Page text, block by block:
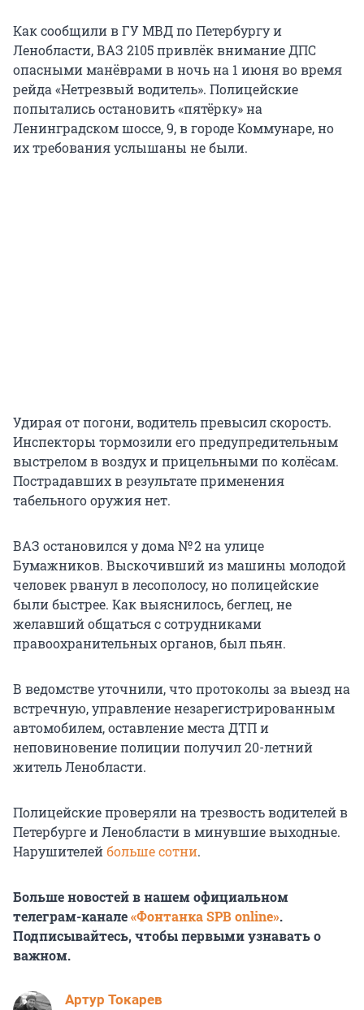
Как сообщили в ГУ МВД по Петербургу и
Ленобласти, ВАЗ 2105 привлёк внимание ДПС
опасными манёврами в ночь на 1 июня во время
рейда «Нетрезвый водитель». Полицейские
попытались остановить «пятёрку» на
Ленинградском шоссе, 9, в городе Коммунаре, но
их требования услышаны не были.
Удирая от погони, водитель превысил скорость.
Инспекторы тормозили его предупредительным
выстрелом в воздух и прицельными по колёсам.
Пострадавших в результате применения
табельного оружия нет.
ВАЗ остановился у дома № 2 на улице
Бумажников. Выскочивший из машины молодой
человек рванул в лесополосу, но полицейские
были быстрее. Как выяснилось, беглец, не
желавший общаться с сотрудниками
правоохранительных органов, был пьян.
В ведомстве уточнили, что протоколы за выезд на
встречную, управление незарегистрированным
автомобилем, оставление места ДТП и
неповиновение полиции получил 20-летний
житель Ленобласти.
Полицейские проверяли на трезвость водителей в
Петербурге и Ленобласти в минувшие выходные.
Нарушителейбольше сотни.
Больше новостей в нашем официальном
телеграм-канале«Фонтанка SPB online».
Подписывайтесь, чтобы первыми узнавать о
важном.
Артур Токарев